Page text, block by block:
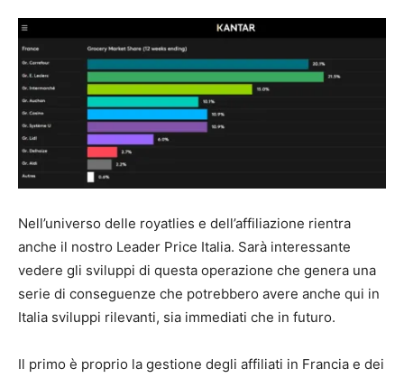
Nell’universo delle royatlies e dell’affiliazione rientra
anche il nostro Leader Price Italia. Sarà interessante
vedere gli sviluppi di questa operazione che genera una
serie di conseguenze che potrebbero avere anche qui in
Italia sviluppi rilevanti, sia immediati che in futuro.
Il primo è proprio la gestione degli affiliati in Francia e dei